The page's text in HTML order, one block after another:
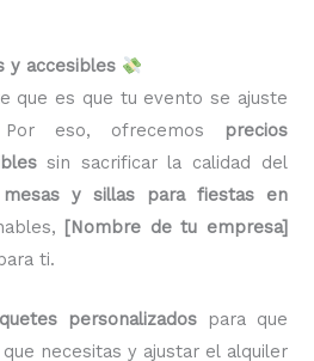
y accesibles
que es que tu evento se ajuste
eso, ofrecemos
precios
sin sacrificar la calidad del
mesas y sillas para fiestas en
[Nombre de tu empresa]
ti.
personalizadospara que
necesitas y ajustar el alquiler